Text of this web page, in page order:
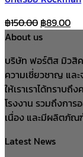
฿150.00 Original
price
฿150.00.
฿89.00
฿
About us
บริษัท ฟอร์ติส มิวสิค
ความเชี่ยวชาญ และ
ให้เราเราได้ทราบ
โรงงาน รวมถึงกา
เนื่อง และมีผลิตภัณ
Latest News